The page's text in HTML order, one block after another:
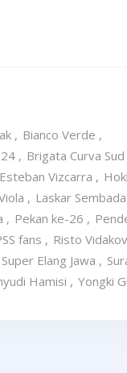
, Bianco Verde ,
, Brigata Curva Sud
Esteban Vizcarra ,
, Laskar Sembada
, Pekan ke-26 ,
fans , Risto
Super Elang Jawa ,
Hamisi , Yongki